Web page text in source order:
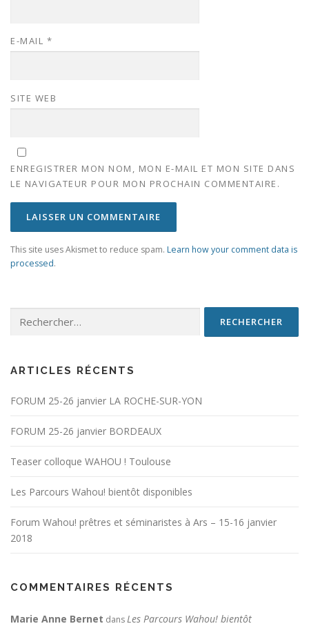
E-MAIL *
SITE WEB
ENREGISTRER MON NOM, MON E-MAIL ET MON SITE DANS
LE NAVIGATEUR POUR MON PROCHAIN COMMENTAIRE.
This site uses Akismet to reduce spam. Learn how your comment data is
processed.
ARTICLES RÉCENTS
FORUM 25-26 janvier LA ROCHE-SUR-YON
FORUM 25-26 janvier BORDEAUX
Teaser colloque WAHOU ! Toulouse
Les Parcours Wahou! bientôt disponibles
Forum Wahou! prêtres et séminaristes à Ars – 15-16 janvier
2018
COMMENTAIRES RÉCENTS
Marie Anne Bernet dansLes Parcours Wahou! bientôt